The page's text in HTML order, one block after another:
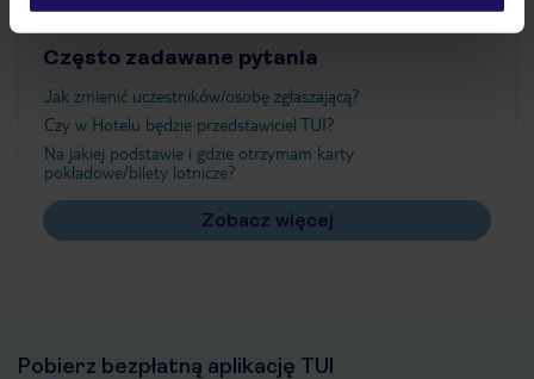
Często zadawane pytania
Jak zmienić uczestników/osobę zgłaszającą?
Czy w Hotelu będzie przedstawiciel TUI?
Na jakiej podstawie i gdzie otrzymam karty
pokładowe/bilety lotnicze?
Zobacz więcej
Pobierz bezpłatną aplikację TUI